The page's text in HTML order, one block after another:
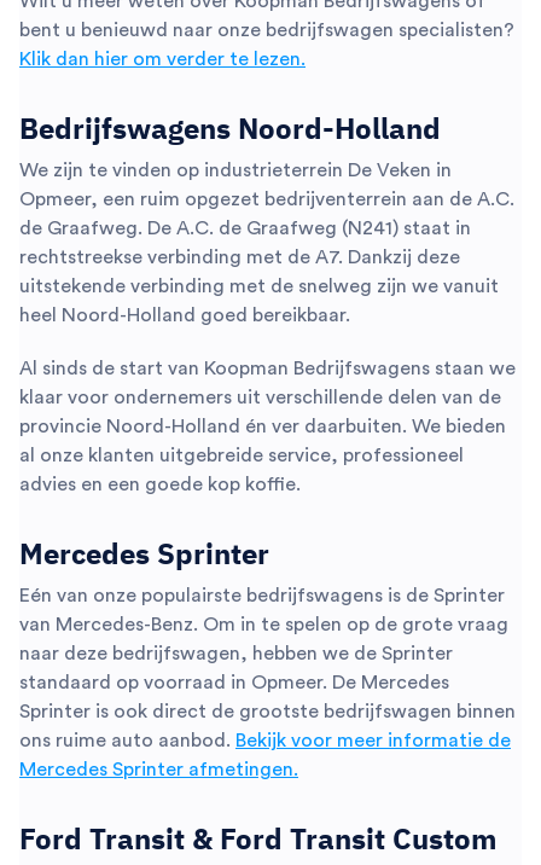
bent u benieuwd naar onze bedrijfswagen specialisten?
Klik dan hier om verder te lezen.
Bedrijfswagens Noord-Holland
We zijn te vinden op industrieterrein De Veken in
Opmeer, een ruim opgezet bedrijventerrein aan de A.C.
de Graafweg. De A.C. de Graafweg (N241) staat in
rechtstreekse verbinding met de A7. Dankzij deze
uitstekende verbinding met de snelweg zijn we vanuit
heel Noord-Holland goed bereikbaar.
Al sinds de start van Koopman Bedrijfswagens staan we
klaar voor ondernemers uit verschillende delen van de
provincie Noord-Holland én ver daarbuiten. We bieden
al onze klanten uitgebreide service, professioneel
advies en een goede kop koffie.
Mercedes Sprinter
Eén van onze populairste bedrijfswagens is de Sprinter
van Mercedes-Benz. Om in te spelen op de grote vraag
naar deze bedrijfswagen, hebben we de Sprinter
standaard op voorraad in Opmeer. De Mercedes
Sprinter is ook direct de grootste bedrijfswagen binnen
ons ruime auto aanbod. Bekijk voor meer informatie de
Mercedes Sprinter afmetingen.
Ford Transit & Ford Transit Custom